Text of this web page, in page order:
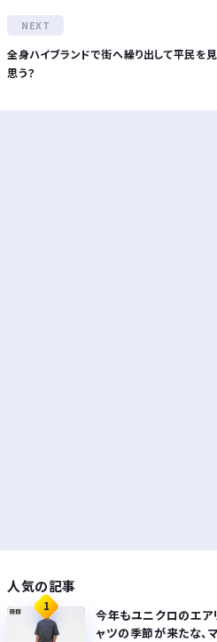
全身ハイブランドで街へ繰り出して平民を
思う？
人気の記事
1
今年もユニクロのエア
ャツの季節が来たな、